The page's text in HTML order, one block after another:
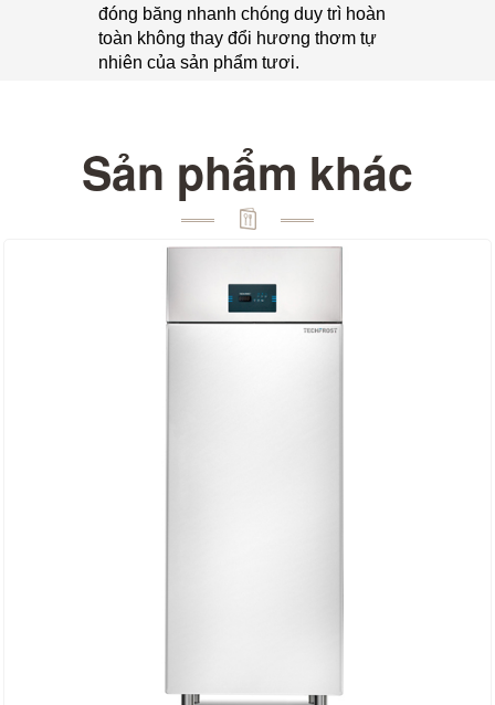
đóng băng nhanh chóng duy trì hoàn
toàn không thay đổi hương thơm tự
nhiên của sản phẩm tươi.
Sản phẩm khác